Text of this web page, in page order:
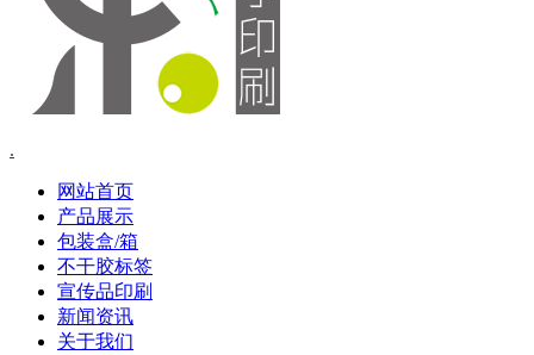
.
网站首页
产品展示
包装盒/箱
不干胶标签
宣传品印刷
新闻资讯
关于我们